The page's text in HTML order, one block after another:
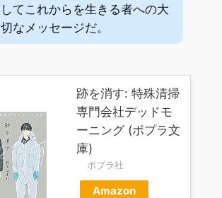
してこれからを生きる者への大
切なメッセージだ。
跡を消す: 特殊清掃
専門会社デッドモ
ーニング (ポプラ文
庫)
ポプラ社
Amazon